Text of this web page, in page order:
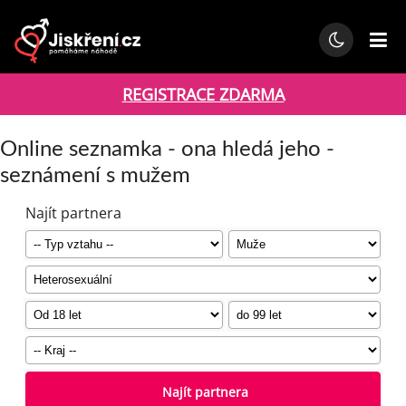
REGISTRACE ZDARMA
Online seznamka - ona hledá jeho -
seznámení s mužem
Najít partnera
Najít partnera